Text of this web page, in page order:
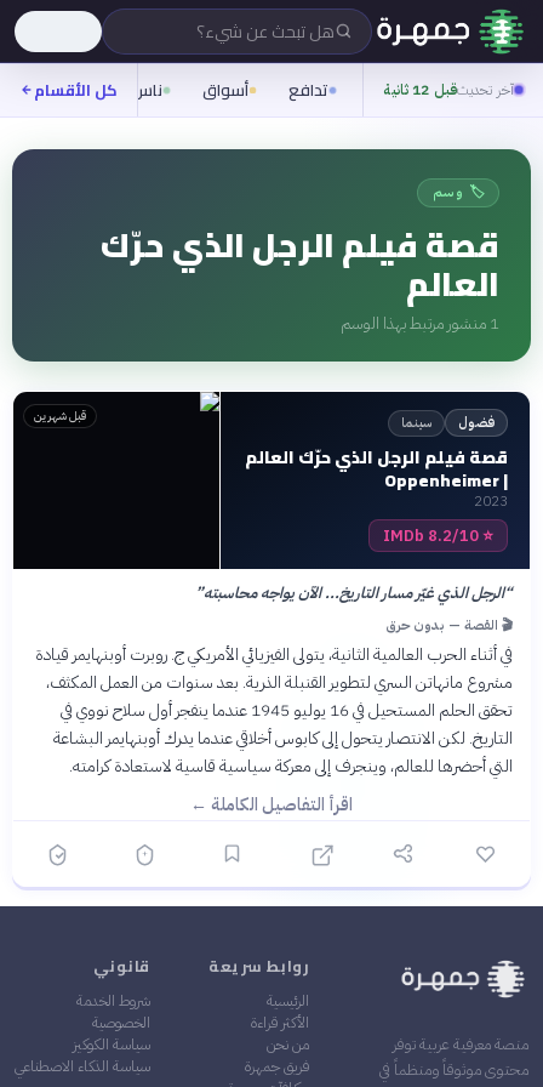
هل تبحث عن شيء؟
آخر تحديثقبل 12 ثانية تدافع أسواق ناس روح
كل الأقسام
🏷️ وسم
قصة فيلم الرجل الذي حرّك
العالم
1 منشور مرتبط بهذا الوسم
فضول سينما
قصة فيلم الرجل الذي حرّك العالم
| Oppenheimer
2023
⭐
8.2/10 IMDb
قبل شهرين
“الرجل الذي غيّر مسار التاريخ... الآن يواجه محاسبته”
🎬 القصة — بدون حرق
في أثناء الحرب العالمية الثانية، يتولى الفيزيائي الأمريكي ج. روبرت أوبنهايمر قيادة
مشروع مانهاتن السري لتطوير القنبلة الذرية. بعد سنوات من العمل المكثف،
تحقق الحلم المستحيل في 16 يوليو 1945 عندما ينفجر أول سلاح نووي في
التاريخ. لكن الانتصار يتحول إلى كابوس أخلاقي عندما يدرك أوبنهايمر البشاعة
التي أحضرها للعالم، وينجرف إلى معركة سياسية قاسية لاستعادة كرامته.
اقرأ التفاصيل الكاملة ←
منصة معرفية عربية توفر
محتوى موثوقاً ومنظماً في
روابط سريعة
الرئيسية
الأكثر قراءة
من نحن
فريق جمهرة
قانوني
شروط الخدمة
الخصوصية
سياسة الكوكيز
سياسة الذكاء الاصطناعي